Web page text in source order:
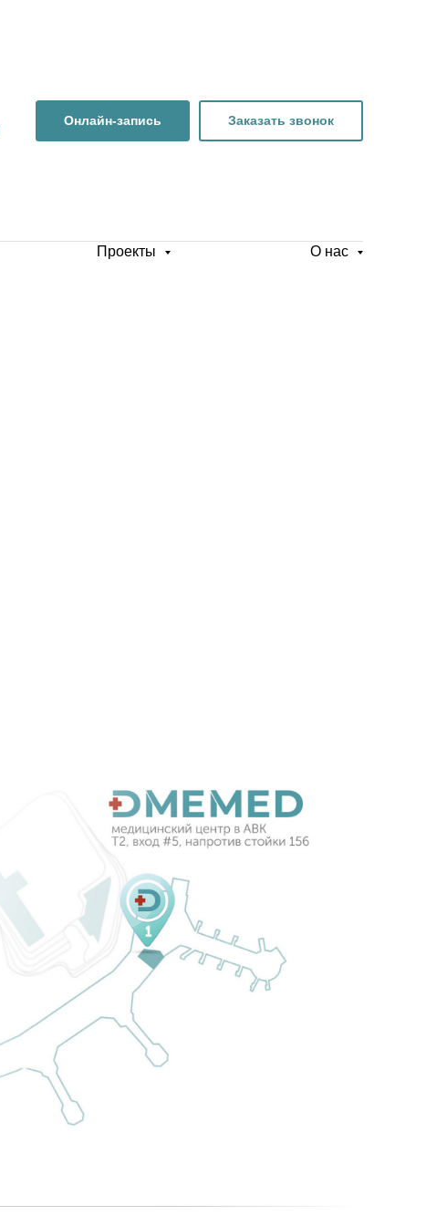
Онлайн-запись Заказать звонок
Проекты О нас